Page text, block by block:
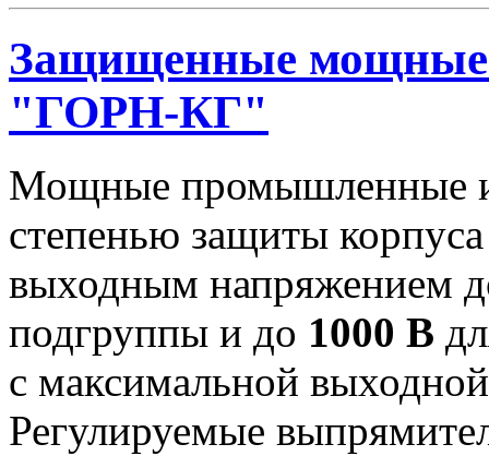
Защищенные мощные
"ГОРН-КГ"
Мощные промышленные
степенью защиты
выходным напряжением
подгруппы и до 1000 В
с максимальной
Регулируемые